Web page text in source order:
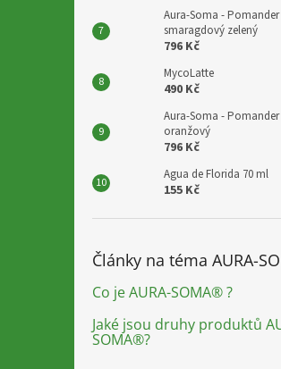
Aura-Soma - Pomander
smaragdový zelený
796 Kč
MycoLatte
490 Kč
Aura-Soma - Pomander
oranžový
796 Kč
Agua de Florida 70 ml
155 Kč
Články na téma AURA-
Co je AURA-SOMA® ?
Jaké jsou druhy produktů
SOMA®?